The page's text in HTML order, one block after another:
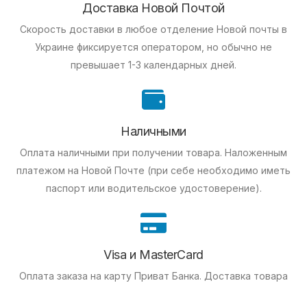
Доставка Новой Почтой
Скорость доставки в любое отделение Новой почты в
Украине фиксируется оператором, но обычно не
превышает 1-3 календарных дней.
Наличными
Оплата наличными при получении товара. Наложенным
платежом на Новой Почте (при себе необходимо иметь
паспорт или водительское удостоверение).
Visa и MasterCard
Оплата заказа на карту Приват Банка. Доставка товара